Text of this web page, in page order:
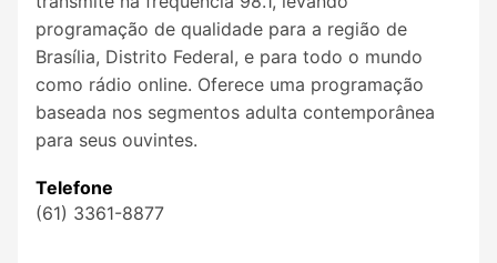
programação de qualidade para a região de
Brasília, Distrito Federal, e para todo o mundo
como rádio online. Oferece uma programação
baseada nos segmentos adulta contemporânea
para seus ouvintes.
Telefone
(61) 3361-8877